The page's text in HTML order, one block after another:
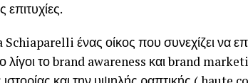
επιτυχίες.
ένας οίκος που συνεχίζει να
λίγοι το brand awareness και brand